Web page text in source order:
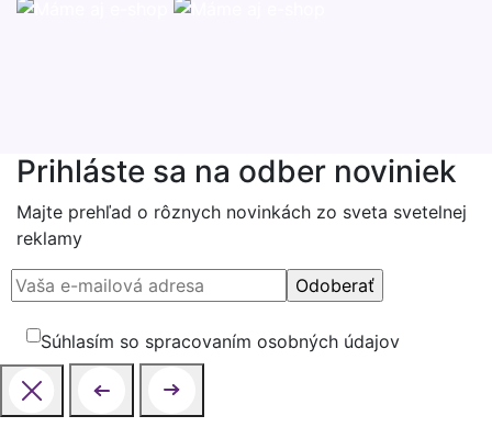
Prihláste sa na odber noviniek
Majte prehľad o rôznych novinkách zo sveta svetelnej
reklamy
Súhlasím so spracovaním osobných údajov